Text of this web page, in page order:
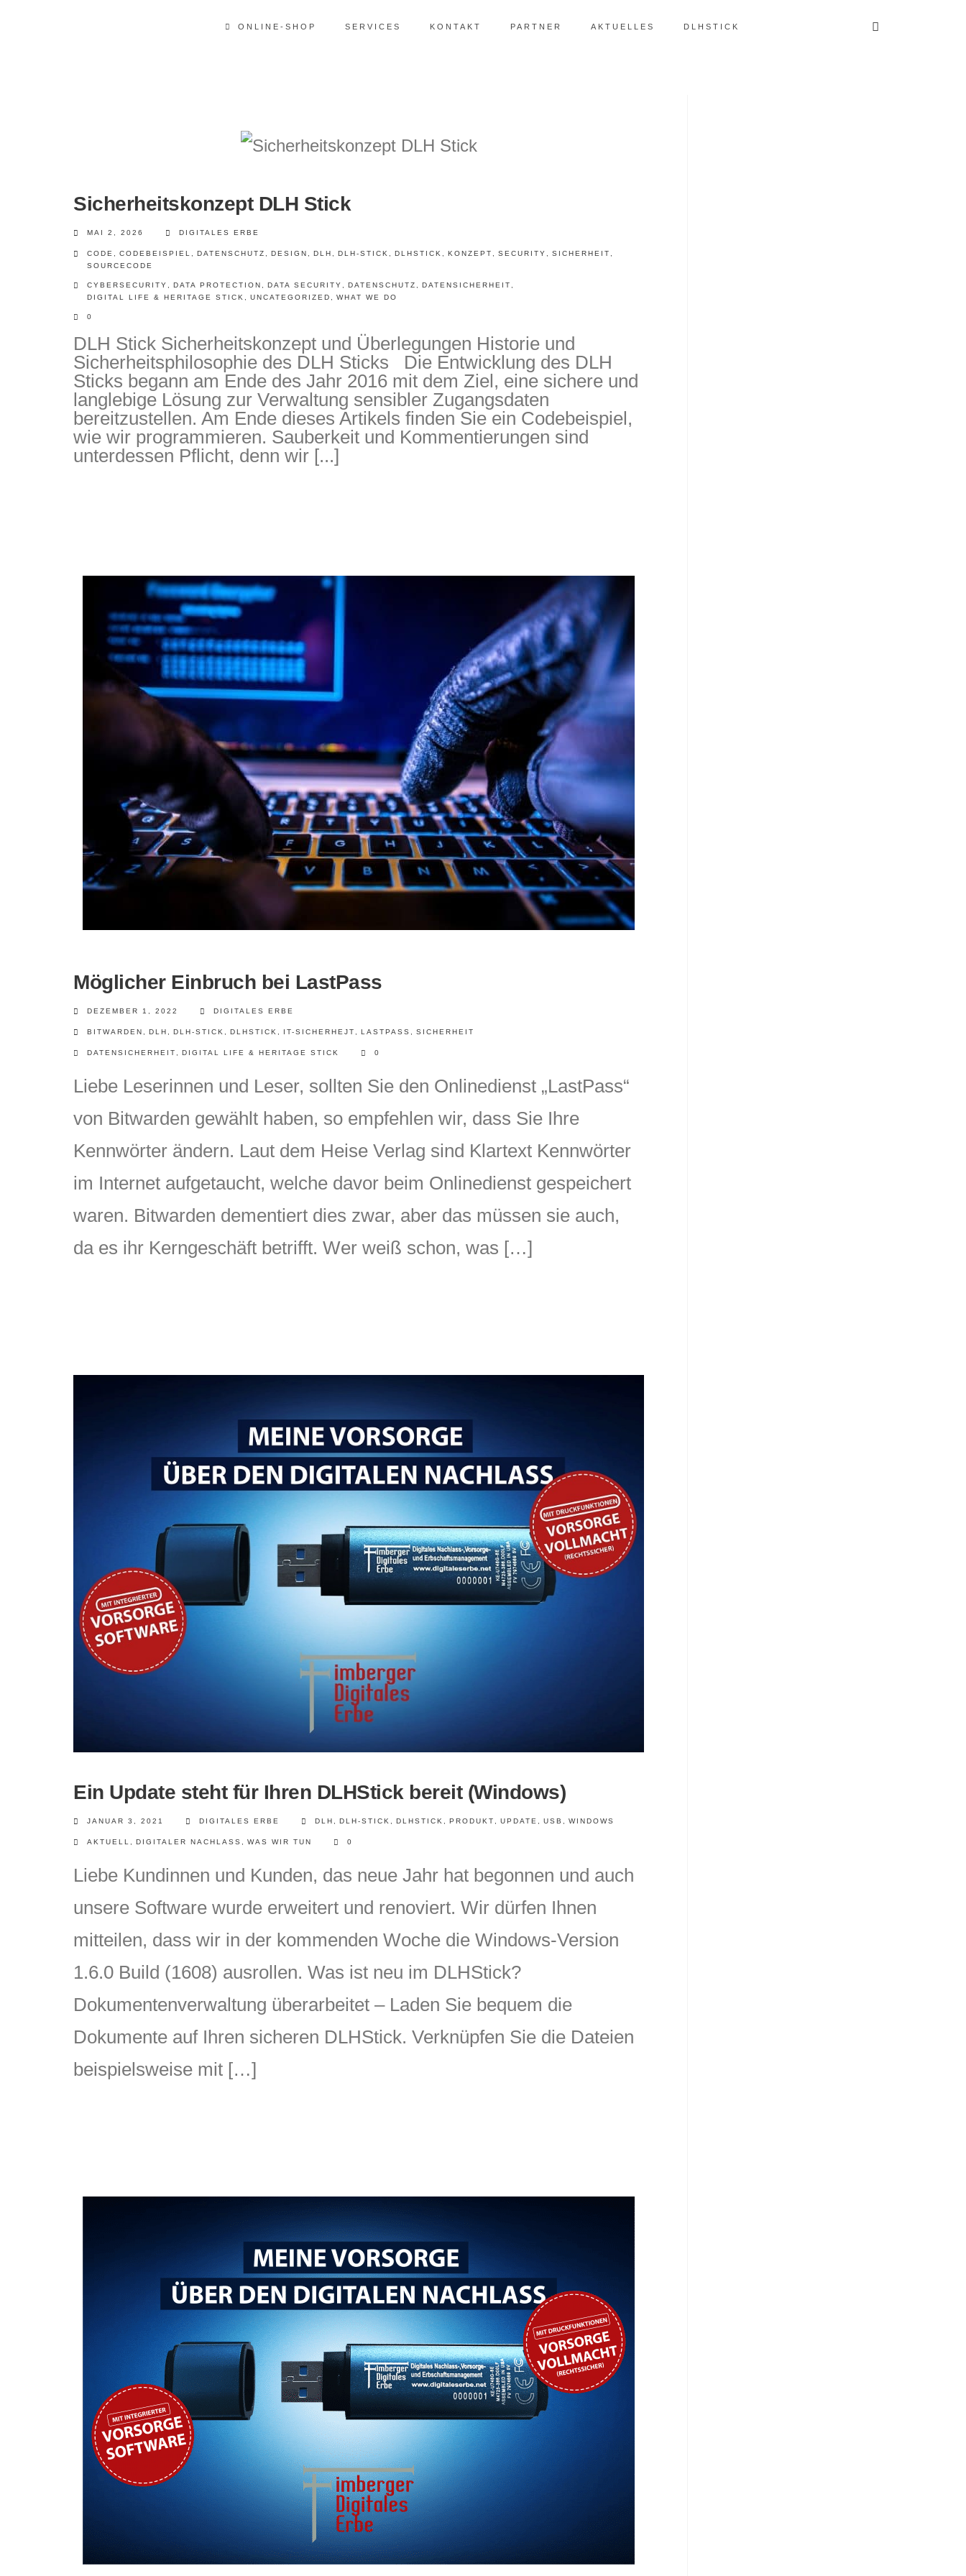
ONLINE-SHOP SERVICES KONTAKT PARTNER AKTUELLES DLHSTICK
Sicherheitskonzept DLH Stick
MAI 2, 2026 DIGITALES ERBE
CODE CODEBEISPIEL DATENSCHUTZ DESIGN DLH DLH-STICK DLHSTICK KONZEPT SECURITY SICHERHEIT
SOURCECODE
CYBERSECURITY DATA PROTECTION DATA SECURITY DATENSCHUTZ DATENSICHERHEIT
DIGITAL LIFE & HERITAGE STICK
UNCATEGORIZED WHAT WE DO
0
DLH Stick Sicherheitskonzept und Überlegungen Historie und
Sicherheitsphilosophie des DLH Sticks Die Entwicklung des DLH
Sticks begann am Ende des Jahr 2016 mit dem Ziel, eine sichere und
langlebige Lösung zur Verwaltung sensibler Zugangsdaten
bereitzustellen. Am Ende dieses Artikels finden Sie ein Codebeispiel,
wie wir programmieren. Sauberkeit und Kommentierungen sind
unterdessen Pflicht, denn wir [...]
Möglicher Einbruch bei LastPass
DEZEMBER 1, 2022 DIGITALES ERBE
BITWARDEN DLH DLH-STICK DLHSTICK IT-SICHERHEJT LASTPASS SICHERHEIT
DATENSICHERHEIT DIGITAL LIFE & HERITAGE STICK 0
Liebe Leserinnen und Leser, sollten Sie den Onlinedienst „LastPass“
von Bitwarden gewählt haben, so empfehlen wir, dass Sie Ihre
Kennwörter ändern. Laut dem Heise Verlag sind Klartext Kennwörter
im Internet aufgetaucht, welche davor beim Onlinedienst gespeichert
waren. Bitwarden dementiert dies zwar, aber das müssen sie auch,
da es ihr Kerngeschäft betrifft. Wer weiß schon, was […]
Ein Update steht für Ihren DLHStick bereit (Windows)
JANUAR 3, 2021 DIGITALES ERBE DLH DLH-STICK DLHSTICK PRODUKT UPDATE USB WINDOWS
AKTUELL DIGITALER NACHLASS WAS WIR TUN 0
Liebe Kundinnen und Kunden, das neue Jahr hat begonnen und auch
unsere Software wurde erweitert und renoviert. Wir dürfen Ihnen
mitteilen, dass wir in der kommenden Woche die Windows-Version
1.6.0 Build (1608) ausrollen. Was ist neu im DLHStick?
Dokumentenverwaltung überarbeitet – Laden Sie bequem die
Dokumente auf Ihren sicheren DLHStick. Verknüpfen Sie die Dateien
beispielsweise mit […]